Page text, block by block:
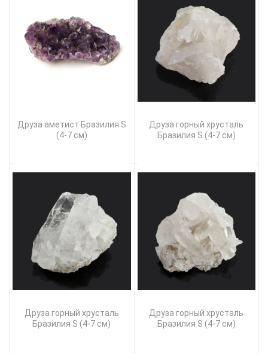
Друза аметист Бразилия S
(4-7 см)
Друза горный хрусталь
Бразилия S (4-7 см)
Друза горный хрусталь
Бразилия S (4-7 см)
Друза горный хрусталь
Бразилия S (4-7 см)